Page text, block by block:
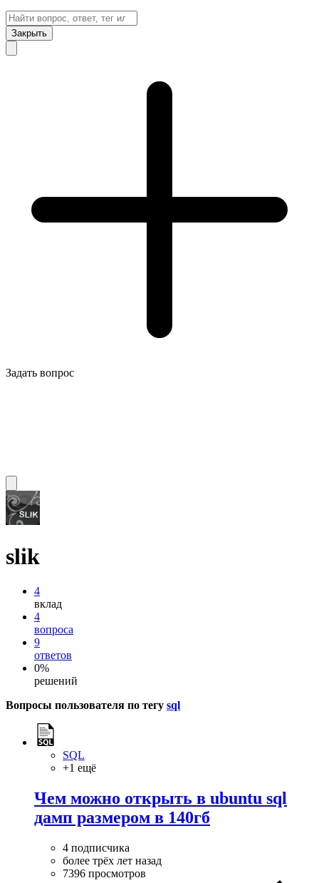
Закрыть
Задать вопрос
slik
4
вклад
4
вопроса
9
ответов
0%
решений
Вопросы пользователя по тегу sql
SQL
+1 ещё
Чем можно открыть в ubuntu sql
дамп размером в 140гб
4 подписчика
более трёх лет назад
7396 просмотров